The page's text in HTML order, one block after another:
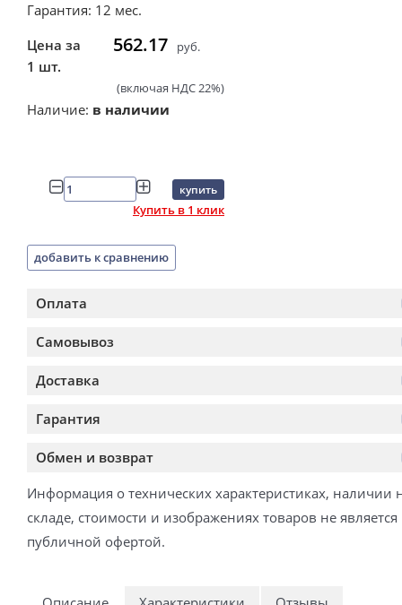
Гарантия: 12 мес.
Цена за
1 шт.
562.17 руб.
(включая НДС 22%)
Наличие: в наличии
купить
Купить в 1 клик
добавить к сравнению
Оплата
Самовывоз
Доставка
Гарантия
Обмен и возврат
Информация о технических характеристиках, наличии
складе, стоимости и изображениях товаров не является
публичной офертой.